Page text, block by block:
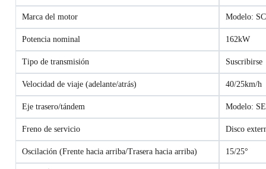
Marca del motor Modelo:
Potencia nominal 162kW
Tipo de transmisión Suscribirse
Velocidad de viaje (adelante/atrás) 40/25km/h
Eje trasero/tándem Modelo:
Freno de servicio Disco
Oscilación (Frente hacia arriba/Trasera hacia arriba) 15/25°